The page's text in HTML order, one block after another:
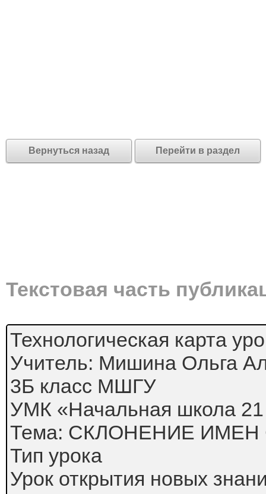
Вернуться назад Перейти в раздел
Текстовая часть
Технологическая карта
Учитель: Мишина Ольга
3Б класс МШГУ
УМК «Начальная школа 21
Тема: СКЛОНЕНИЕ
Тип урока
Урок открытия новых